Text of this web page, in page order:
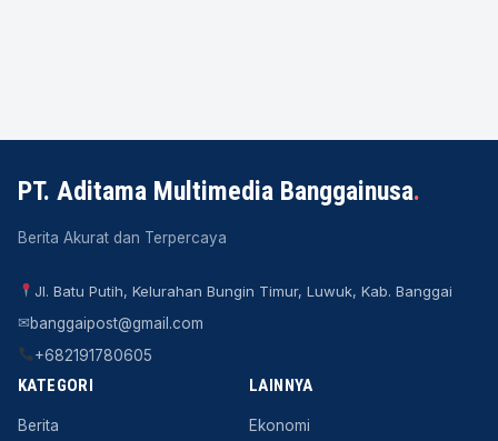
PT. Aditama Multimedia Banggainusa.
Berita Akurat dan Terpercaya
Jl. Batu Putih, Kelurahan Bungin Timur, Luwuk, Kab. Banggai
✉banggaipost@gmail.com
+682191780605
KATEGORI
Berita
LAINNYA
Ekonomi